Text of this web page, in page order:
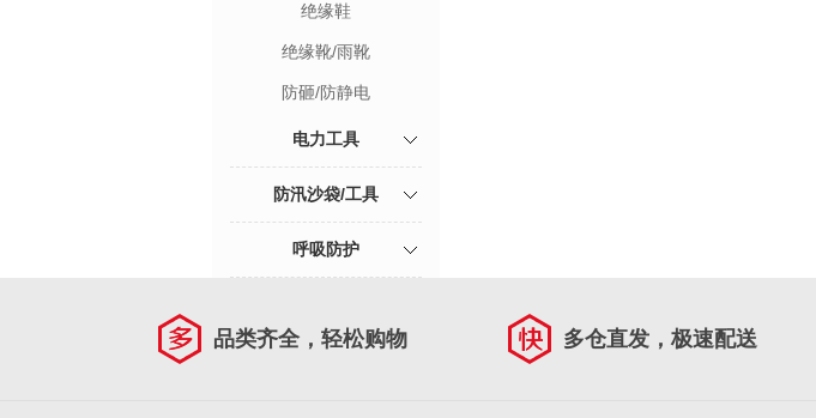
绝缘鞋
绝缘靴/雨靴
防砸/防静电
电力工具
防汛沙袋/工具
呼吸防护
品类齐全，轻松购物 多仓直发，极速配送